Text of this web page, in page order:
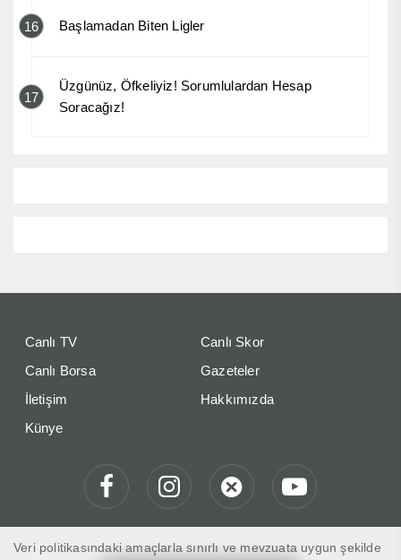
16 Başlamadan Biten Ligler
17
Üzgünüz, Öfkeliyiz! Sorumlulardan Hesap
Soracağız!
Canlı TV
Canlı Skor
Canlı Borsa
Gazeteler
İletişim
Hakkımızda
Künye
Veri politikasındaki amaçlarla sınırlı ve mevzuata uygun şekilde